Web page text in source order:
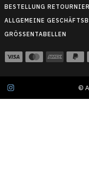
BESTELLUNG
ALLGEMEINE
GRÖSSENTABELLEN
©